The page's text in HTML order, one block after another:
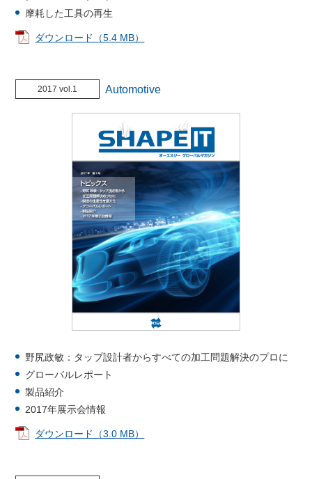
摩耗した工具の再生
ダウンロード（5.4 MB）
2017 vol.1 Automotive
野尻政敏：タップ設計者からすべての加工問題解決のプロに
グローバルレポート
製品紹介
2017年展示会情報
ダウンロード（3.0 MB）